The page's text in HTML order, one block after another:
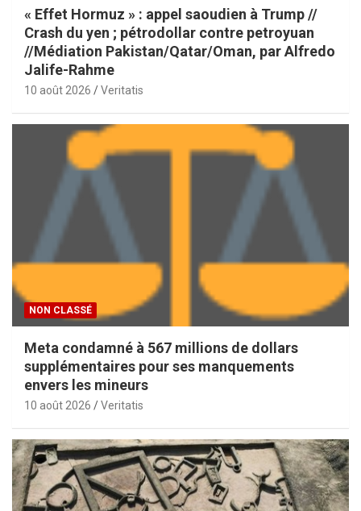
« Effet Hormuz » : appel saoudien à Trump //
Crash du yen ; pétrodollar contre petroyuan
//Médiation Pakistan/Qatar/Oman, par Alfredo
Jalife-Rahme
10 août 2026 Veritatis
NON CLASSÉ
Meta condamné à 567 millions de dollars
supplémentaires pour ses manquements
envers les mineurs
10 août 2026 Veritatis